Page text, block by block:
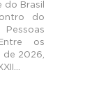
do Brasil
do
os
de 2026,